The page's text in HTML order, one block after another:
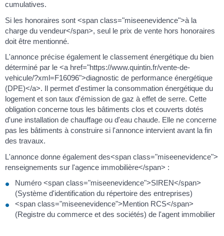
cumulatives.
Si les honoraires sont <span class="miseenevidence">à la
charge du vendeur</span>, seul le prix de vente hors honoraires
doit être mentionné.
L'annonce précise également le classement énergétique du bien
déterminé par le <a href="https://www.quintin.fr/vente-de-
vehicule/?xml=F16096">diagnostic de performance énergétique
(DPE)</a>. Il permet d'estimer la consommation énergétique du
logement et son taux d'émission de gaz à effet de serre. Cette
obligation concerne tous les bâtiments clos et couverts dotés
d'une installation de chauffage ou d'eau chaude. Elle ne concerne
pas les bâtiments à construire si l'annonce intervient avant la fin
des travaux.
L'annonce donne également des<span class="miseenevidence">
renseignements sur l'agence immobilière</span> :
Numéro <span class="miseenevidence">SIREN</span>
(Système d'identification du répertoire des entreprises)
<span class="miseenevidence">Mention RCS</span>
(Registre du commerce et des sociétés) de l'agent immobilier